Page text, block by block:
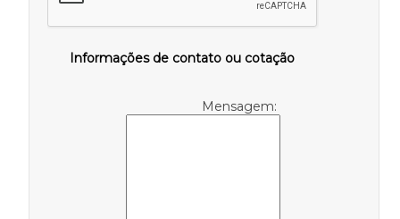
Informações de contato ou cotação
Mensagem: